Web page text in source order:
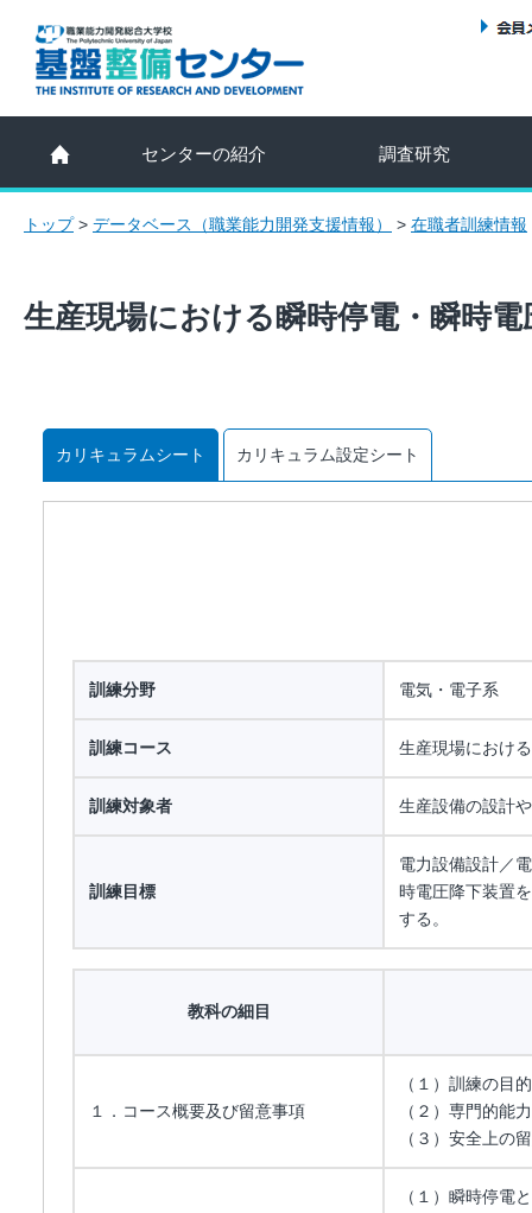
センターの紹介 調査研究
トップ> データベース（職業能力開発支援情報） > 在職者訓練情報
生産現場における瞬時停電・瞬時
カリキュラムシート カリキュラム設定シート
訓練分野 電気・電子系
訓練コース 生産現場におけ
訓練対象者 生産設備の設計
訓練目標
電力設備設計／
時電圧降下装置
する。
教科の細目
１．コース概要及び留意事項
（１）訓練の目的
（２）専門的能
（３）安全上の
（１）瞬時停電